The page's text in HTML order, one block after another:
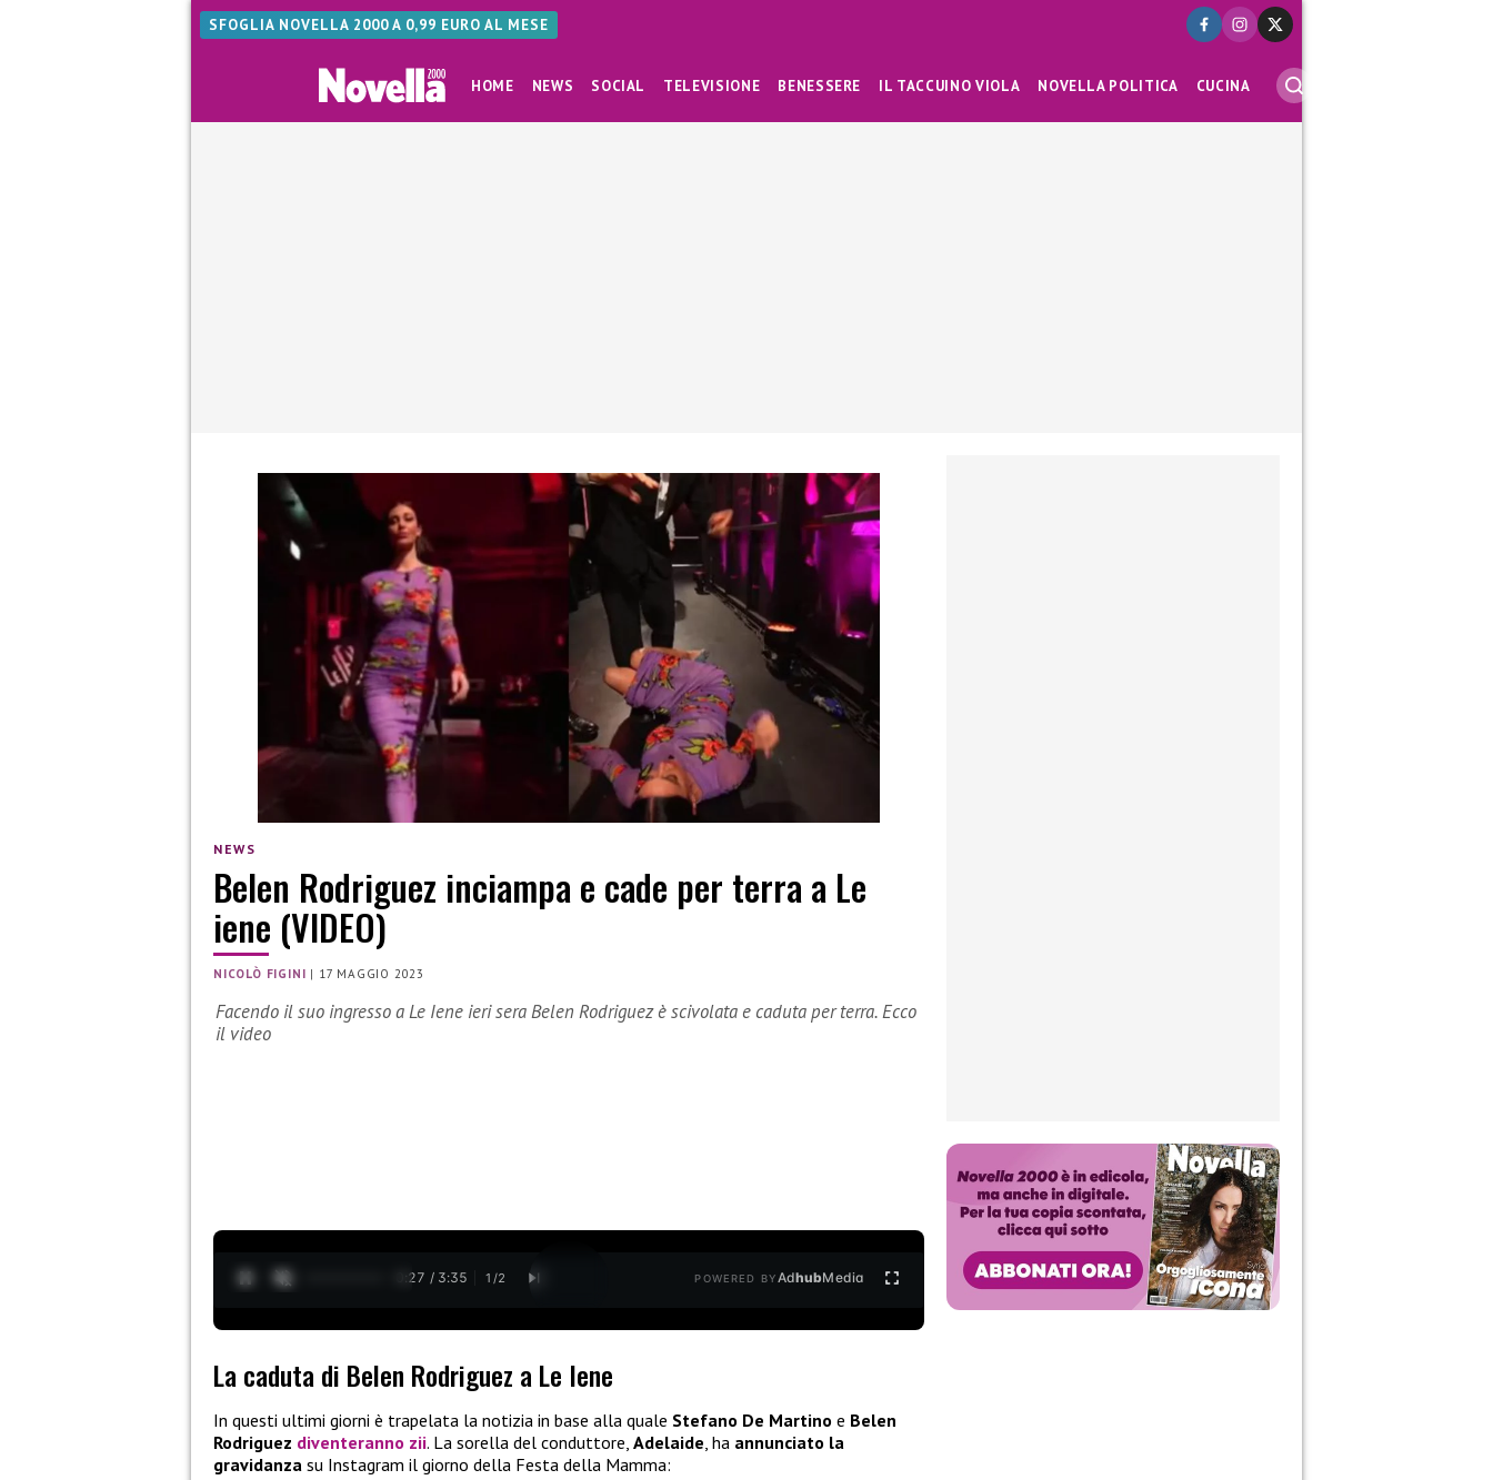
SFOGLIA NOVELLA 2000 A 0,99 EURO AL MESE
HOME NEWS SOCIAL TELEVISIONE BENESSERE IL TACCUINO VIOLA NOVELLA POLITICA CUCINA
NEWS
Belen Rodriguez inciampa e cade per terra a Le
iene (VIDEO)
NICOLÒ FIGINI | 17 MAGGIO 2023
Facendo il suo ingresso a Le Iene ieri sera Belen Rodriguez è scivolata e caduta per terra. Ecco
il video
0:28 / 3:35 1 /2 POWERED BYAdhubMedia
La caduta di Belen Rodriguez a Le Iene
In questi ultimi giorni è trapelata la notizia in base alla quale Stefano De Martino e Belen
Rodriguez diventeranno zii. La sorella del conduttore, Adelaide, ha annunciato la
gravidanza su Instagram il giorno della Festa della Mamma: